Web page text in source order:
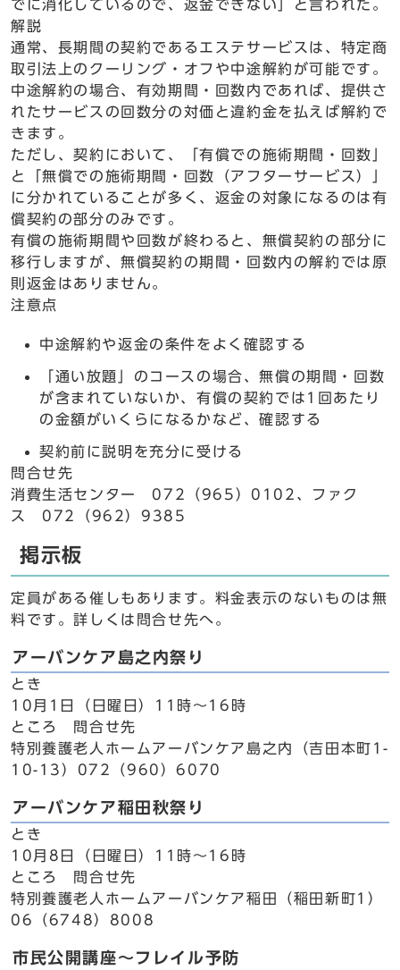
でに消化しているので、返金できない」と言われた。
解説
通常、長期間の契約であるエステサービスは、特定商
取引法上のクーリング・オフや中途解約が可能です。
中途解約の場合、有効期間・回数内であれば、提供さ
れたサービスの回数分の対価と違約金を払えば解約で
きます。
ただし、契約において、「有償での施術期間・回数」
と「無償での施術期間・回数（アフターサービス）」
に分かれていることが多く、返金の対象になるのは有
償契約の部分のみです。
有償の施術期間や回数が終わると、無償契約の部分に
移行しますが、無償契約の期間・回数内の解約では原
則返金はありません。
注意点
中途解約や返金の条件をよく確認する
「通い放題」のコースの場合、無償の期間・回数
が含まれていないか、有償の契約では1回あたり
の金額がいくらになるかなど、確認する
契約前に説明を充分に受ける
問合せ先
消費生活センター 072（965）0102、ファク
ス 072（962）9385
掲示板
定員がある催しもあります。料金表示のないものは無
料です。詳しくは問合せ先へ。
アーバンケア島之内祭り
とき
10月1日（日曜日）11時～16時
ところ 問合せ先
特別養護老人ホームアーバンケア島之内（吉田本町1-
10-13）072（960）6070
アーバンケア稲田秋祭り
とき
10月8日（日曜日）11時～16時
ところ 問合せ先
特別養護老人ホームアーバンケア稲田（稲田新町1）
06（6748）8008
市民公開講座～フレイル予防